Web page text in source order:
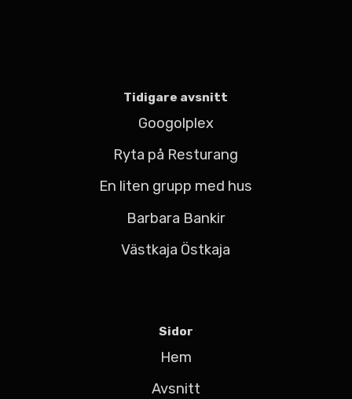
Tidigare avsnitt
Googolplex
Ryta på Resturang
En liten grupp med hus
Barbara Bankir
Västkaja Östkaja
Sidor
Hem
Avsnitt